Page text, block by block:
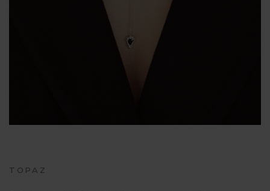
TOPAZ